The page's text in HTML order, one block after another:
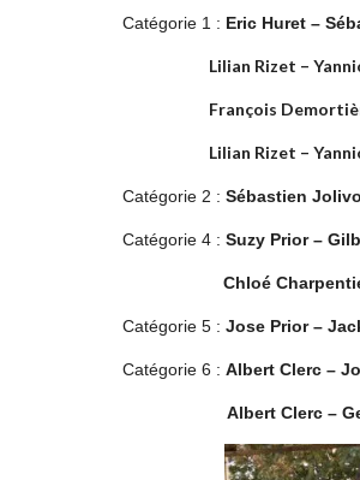
Catégorie 1 : Eric Huret –
Lilian Rizet – Yannick
François Demortière-
Lilian Rizet – Yannick
Catégorie 2 : Sébastien
Catégorie 4 : Suzy Prior –
Chloé Charpentier –
Catégorie 5 : Jose Prior –
Catégorie 6 : Albert Clerc –
Albert Clerc –